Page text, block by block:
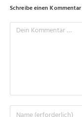
Schreibe einen Kommentar